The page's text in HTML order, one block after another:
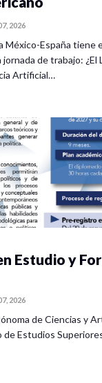
2026
México-España tiene
de trabajo: ¿El
Artificial…
Estudio y
2026
de Ciencias y
Estudios